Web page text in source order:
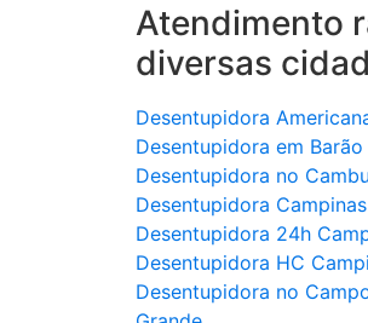
Atendimento
diversas
Desentupidora
Desentupidora em
Desentupidora no
Desentupidora Campinas
Desentupidora 24h
Desentupidora HC
Desentupidora no